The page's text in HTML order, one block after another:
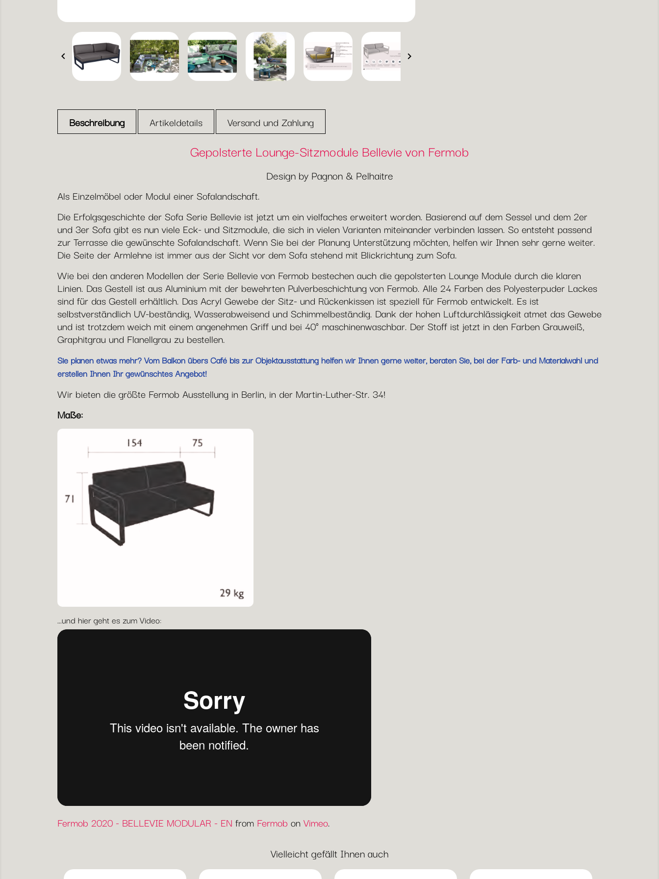
 
Beschreibung Artikeldetails Versand und Zahlung
Gepolsterte Lounge-Sitzmodule Bellevie von Fermob
Design by Pagnon & Pelhaitre
Als Einzelmöbel oder Modul einer Sofalandschaft.
Die Erfolgsgeschichte der Sofa Serie Bellevie ist jetzt um ein vielfaches erweitert worden. Basierend auf dem Sessel und dem 2er
und 3er Sofa gibt es nun viele Eck- und Sitzmodule, die sich in vielen Varianten miteinander verbinden lassen. So entsteht passend
zur Terrasse die gewünschte Sofalandschaft. Wenn Sie bei der Planung Unterstützung möchten, helfen wir Ihnen sehr gerne weiter.
Die Seite der Armlehne ist immer aus der Sicht vor dem Sofa stehend mit Blickrichtung zum Sofa.
Wie bei den anderen Modellen der Serie Bellevie von Fermob bestechen auch die gepolsterten Lounge Module durch die klaren
Linien. Das Gestell ist aus Aluminium mit der bewehrten Pulverbeschichtung von Fermob. Alle 24 Farben des Polyesterpuder Lackes
sind für das Gestell erhältlich. Das Acryl Gewebe der Sitz- und Rückenkissen ist speziell für Fermob entwickelt. Es ist
selbstverständlich UV-beständig, Wasserabweisend und Schimmelbeständig. Dank der hohen Luftdurchlässigkeit atmet das Gewebe
und ist trotzdem weich mit einem angenehmen Griff und bei 40° maschinenwaschbar. Der Stoff ist jetzt in den Farben Grauweiß,
Graphitgrau und Flanellgrau zu bestellen.
Sie planen etwas mehr? Vom Balkon übers Café bis zur Objektausstattung helfen wir Ihnen gerne weiter, beraten Sie, bei der Farb- und Materialwahl und
erstellen Ihnen Ihr gewünschtes Angebot!
Wir bieten die größte Fermob Ausstellung in Berlin, in der Martin-Luther-Str. 34!
Maße:
...und hier geht es zum Video:
Fermob 2020 - BELLEVIE MODULAR - EN from Fermob on Vimeo.
Vielleicht gefällt Ihnen auch